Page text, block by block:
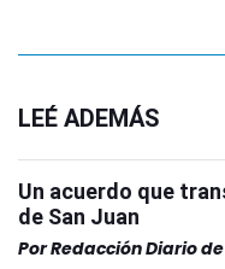
LEÉ ADEMÁS
Un acuerdo que
de San Juan
PorRedacción Diario